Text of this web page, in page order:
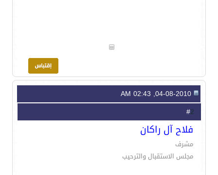
2
فلاح آل راكان
مشرف
مجلس الاستقبال والترحيب